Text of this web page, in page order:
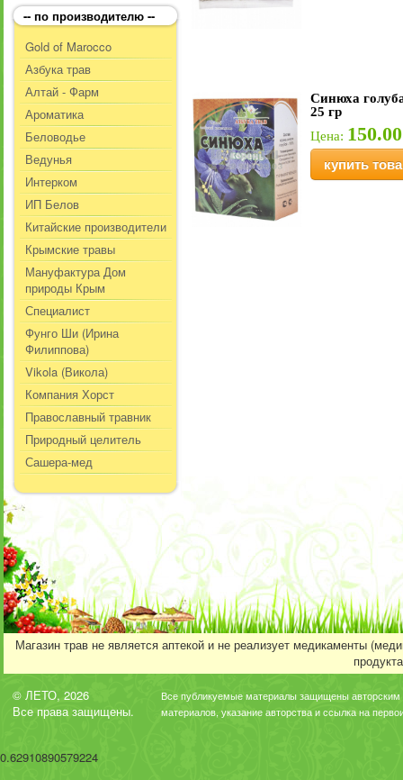
-- по производителю --
Gold of Marocco
Азбука трав
Алтай - Фарм
Ароматика
Беловодье
Ведунья
Интерком
ИП Белов
Китайские производители
Крымские травы
Мануфактура Дом
природы Крым
Специалист
Фунго Ши (Ирина
Филиппова)
Vikola (Викола)
Компания Хорст
Православный травник
Природный целитель
Сашера-мед
Синюха
25 гр
Цена:
купить
Магазин трав не является аптекой и не реализует медикаменты
© ЛЕТО, 2026
Все права защищены.
Все публикуемые материалы защищены авторским
материалов, указание авторства и ссылка на
0.62910890579224